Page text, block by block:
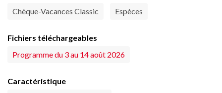
Chèque-Vacances Classic Espèces
Fichiers téléchargeables
Programme du 3 au 14 août 2026
Caractéristique